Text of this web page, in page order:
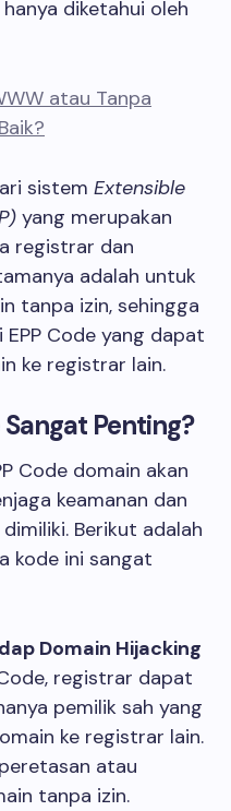
diketahui oleh
atau Tanpa
sistem Extensible
yang merupakan
registrar dan
adalah untuk
tanpa izin, sehingga
Code yang dapat
ke registrar lain.
Penting?
Code domain akan
keamanan dan
Berikut adalah
kode ini sangat
Domain Hijacking
registrar dapat
pemilik sah yang
ke registrar lain.
atau
tanpa izin.